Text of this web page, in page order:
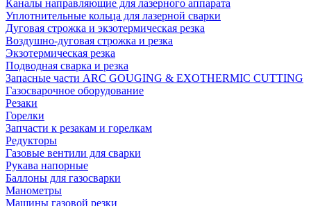
Каналы направляющие для лазерного аппарата
Уплотнительные кольца для лазерной сварки
Дуговая строжка и экзотермическая резка
Воздушно-дуговая строжка и резка
Экзотермическая резка
Подводная сварка и резка
Запасные части ARC GOUGING & EXOTHERMIC CUTTING
Газосварочное оборудование
Резаки
Горелки
Запчасти к резакам и горелкам
Редукторы
Газовые вентили для сварки
Рукава напорные
Баллоны для газосварки
Манометры
Машины газовой резки